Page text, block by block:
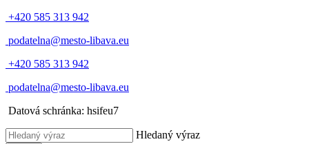
+420 585 313 942
podatelna@mesto-libava.eu
+420 585 313 942
podatelna@mesto-libava.eu
Datová schránka: hsifeu7
Hledaný výraz